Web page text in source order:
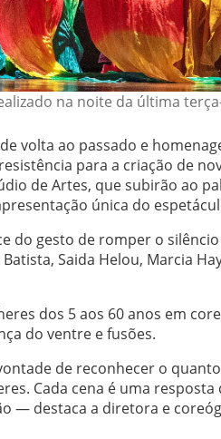
na noite da última
volta ao passado e
para a criação de
de Artes, que subirão ao
única do
do gesto de romper o
Saida Helou, Marcia
dos 5 aos 60 anos em
do ventre e fusões.
de reconhecer o
Cada cena é uma
— destaca a diretora e